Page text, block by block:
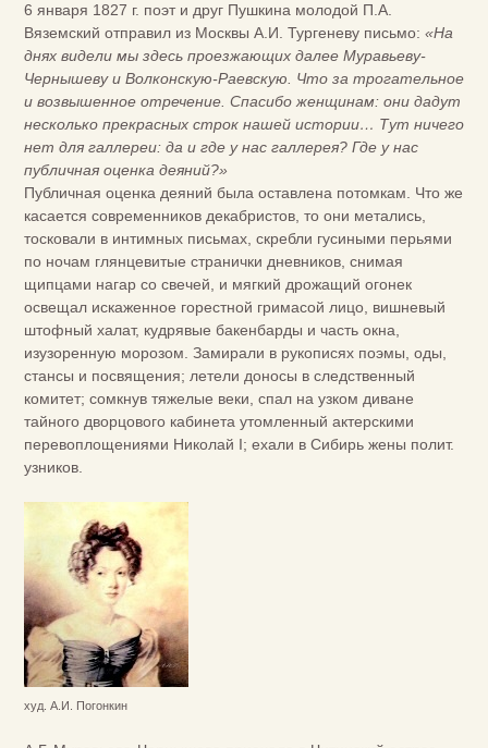
6 января 1827 г. поэт и друг Пушкина молодой П.А.
Вяземский отправил из Москвы А.И. Тургеневу письмо: «На
днях видели мы здесь проезжающих далее Муравьеву-
Чернышеву и Волконскую-Раевскую. Что за трогательное
и возвышенное отречение. Спасибо женщинам: они дадут
несколько прекрасных строк нашей истории… Тут ничего
нет для галлереи: да и где у нас галлерея? Где у нас
публичная оценка деяний?»
Публичная оценка деяний была оставлена потомкам. Что же
касается современников декабристов, то они метались,
тосковали в интимных письмах, скребли гусиными перьями
по ночам глянцевитые странички дневников, снимая
щипцами нагар со свечей, и мягкий дрожащий огонек
освещал искаженное горестной гримасой лицо, вишневый
штофный халат, кудрявые бакенбарды и часть окна,
изузоренную морозом. Замирали в рукописях поэмы, оды,
стансы и посвящения; летели доносы в следственный
комитет; сомкнув тяжелые веки, спал на узком диване
тайного дворцового кабинета утомленный актерскими
перевоплощениями Николай I; ехали в Сибирь жены полит.
узников.
худ. А.И. Погонкин